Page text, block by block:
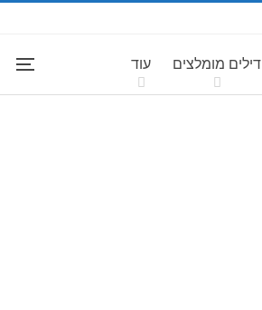
דילים מומלצים עוד